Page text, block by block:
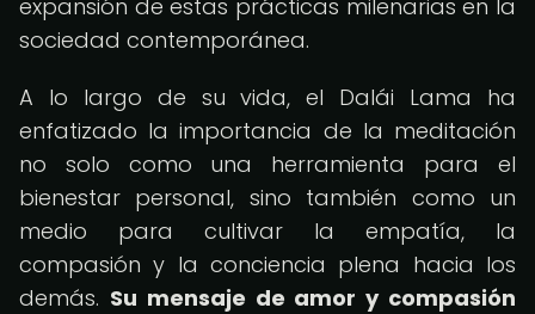
expansión de estas prácticas milenarias en la
sociedad contemporánea.
A lo largo de su vida, el Dalái Lama ha
enfatizado la importancia de la meditación
no solo como una herramienta para el
bienestar personal, sino también como un
medio para cultivar la empatía, la
compasión y la conciencia plena hacia los
demás. Su mensaje de amor y compasión